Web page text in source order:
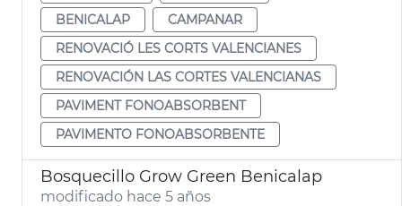
BENICALAP
CAMPANAR
RENOVACIÓ LES CORTS VALENCIANES
RENOVACIÓN LAS CORTES VALENCIANAS
PAVIMENT FONOABSORBENT
PAVIMENTO FONOABSORBENTE
Bosquecillo Grow Green Benicalap
modificado hace 5 años